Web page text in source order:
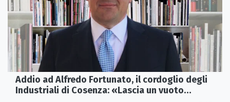
Addio ad Alfredo Fortunato, il cordoglio degli
Industriali di Cosenza: «Lascia un vuoto